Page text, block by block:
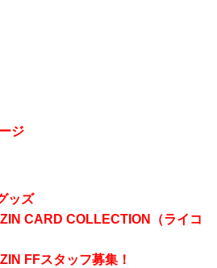
ジ
ッズ
CARD COLLECTION（ライコ
FFスタッフ募集！